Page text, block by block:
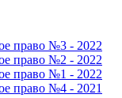
право №3 - 2022
право №2 - 2022
право №1 - 2022
право №4 - 2021